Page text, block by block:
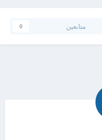
متابعين 0